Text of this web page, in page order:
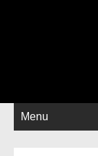
Menu